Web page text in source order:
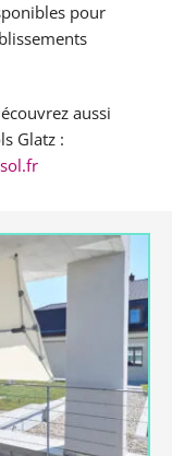
pour
aussi
Glatz :